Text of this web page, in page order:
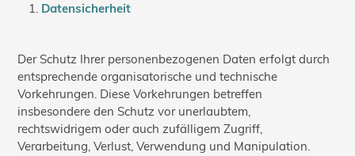
Datensicherheit
Der Schutz Ihrer personenbezogenen Daten erfolgt durch
entsprechende organisatorische und technische
Vorkehrungen. Diese Vorkehrungen betreffen
insbesondere den Schutz vor unerlaubtem,
rechtswidrigem oder auch zufälligem Zugriff,
Verarbeitung, Verlust, Verwendung und Manipulation.